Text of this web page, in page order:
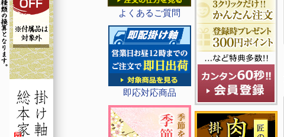
よくあるご質問
即応対応商品